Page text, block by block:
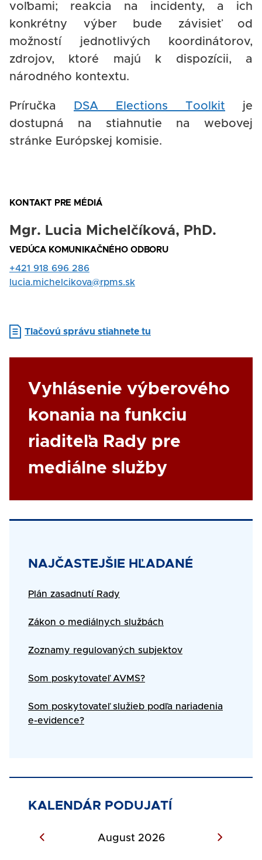
voľbami; reakcia na incidenty, a ich
konkrétny výber bude závisieť od
možností jednotlivých koordinátorov,
zdrojov, ktoré majú k dispozícii, a
národného kontextu.
Príručka DSA Elections Toolkit je
dostupná na stiahnutie na webovej
stránke Európskej komisie.
KONTAKT PRE MÉDIÁ
Nadpis
Mgr. Lucia Michelčíková, PhD.
Rola
VEDÚCA KOMUNIKAČNÉHO ODBORU
Tel.
kontakt
+421 918 696 286
E-
lucia.michelcikova@rpms.sk
Document
Tlačovú správu stiahnete tu
Link
Vyhlásenie výberového
konania na funkciu
riaditeľa Rady pre
mediálne služby
Title
NAJČASTEJŠIE HĽADANÉ
Text
Plán zasadnutí Rady
Zákon o mediálnych službách
Zoznamy regulovaných subjektov
Som poskytovateľ AVMS?
Som poskytovateľ služieb podľa nariadenia
e-evidence?
KALENDÁR PODUJATÍ
August 2026